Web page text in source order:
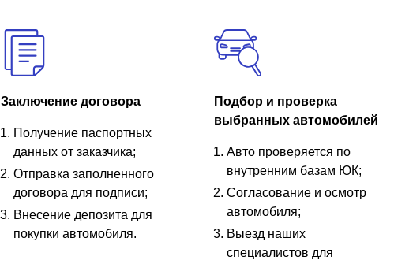
Заключение договора
Получение паспортных
данных от заказчика;
Отправка заполненного
договора для подписи;
Внесение депозита для
покупки автомобиля.
Подбор и проверка
выбранных автомобилей
Авто проверяется по
внутренним базам ЮК;
Согласование и осмотр
автомобиля;
Выезд наших
специалистов для